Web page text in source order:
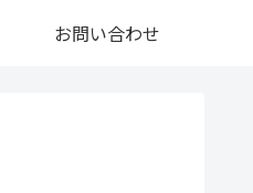
お問い合わせ